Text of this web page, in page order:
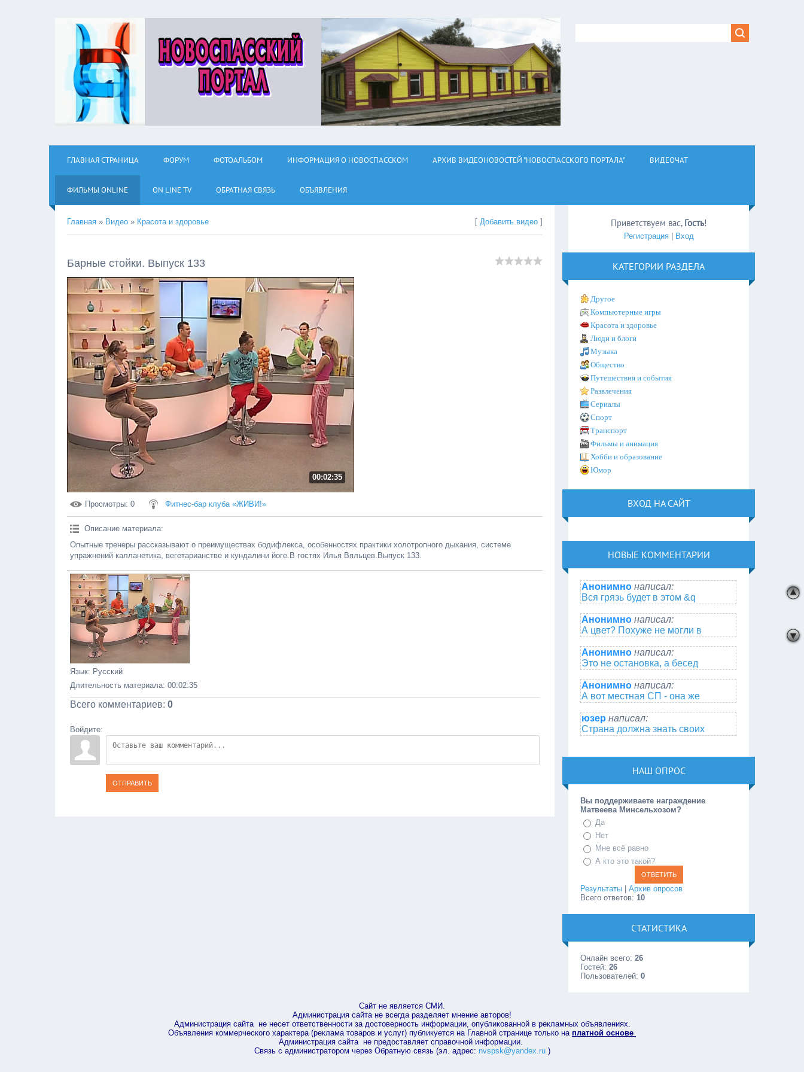
ГЛАВНАЯ СТРАНИЦА ФОРУМ ФОТОАЛЬБОМ ИНФОРМАЦИЯ О НОВОСПАССКОМ АРХИВ ВИДЕОНОВОСТЕЙ "НОВОСПАССКОГО ПОРТАЛА" ВИДЕОЧАТ
ФИЛЬМЫ ОNLINE ON LINE TV ОБРАТНАЯ СВЯЗЬ ОБЪЯВЛЕНИЯ
Главная » Видео » Красота и здоровье [Добавить видео ]
Барные стойки. Выпуск 133
00:02:35
Просмотры: 0 Фитнес-бар клуба «ЖИВИ!»
Описание материала:
Опытные тренеры рассказывают о преимуществах бодифлекса, особенностях практики холотропного дыхания, системе
упражнений калланетика, вегетарианстве и кундалини йоге.В гостях Илья Вяльцев.Выпуск 133.
Язык: Русский
Длительность материала: 00:02:35
Всего комментариев: 0
Войдите:
ОТПРАВИТЬ
Приветствуем вас, Гость!
Регистрация| Вход
КАТЕГОРИИ РАЗДЕЛА
Другое
Компьютерные игры
Красота и здоровье
Люди и блоги
Музыка
Общество
Путешествия и события
Развлечения
Сериалы
Спорт
Транспорт
Фильмы и анимация
Хобби и образование
Юмор
ВХОД НА САЙТ
НОВЫЕ КОММЕНТАРИИ
Анонимно написал:
Вся грязь будет в этом &q
Анонимно написал:
А цвет? Похуже не могли в
Анонимно написал:
Это не остановка, а бесед
Анонимно написал:
А вот местная СП - она же
юзер написал:
Страна должна знать своих
НАШ ОПРОС
Вы поддерживаете награждение
Матвеева Минсельхозом?
Да
Нет
Мне всё равно
А кто это такой?
Результаты |Архив опросов
Всего ответов:10
СТАТИСТИКА
Онлайн всего:26
Гостей:26
Пользователей:0
Сайт не является СМИ.
Администрация сайта не всегда разделяет мнение авторов!
Администрация сайта не несет ответственности за достоверность информации, опубликованной в рекламных объявлениях.
Объявления коммерческого характера (реклама товаров и услуг) публикуется на Главной странице только на платной основе
Администрация сайта не предоставляет справочной информации.
Связь с администратором через Обратную связь (эл. адрес: nvspsk@yandex.ru)